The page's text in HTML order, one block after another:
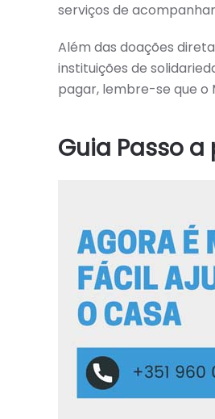
serviços de
Além das doações
instituições de
pagar, lembre-se que o
Guia Passo a